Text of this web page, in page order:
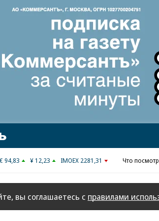
€ 94,83 ¥ 12,23 IMOEX 2281,31 Что
вы соглашаетесь с правилами